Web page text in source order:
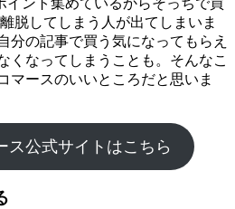
脱してしまう人が出てしまいま
分の記事で買う気になってもらえ
くなってしまうことも。そんなこ
マースのいいところだと思いま
ス公式サイトはこちら